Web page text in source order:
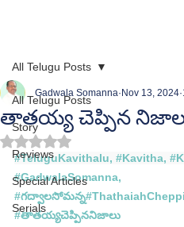
All Telugu Posts
Story
Reviews
Special Articles
Serials
All Telugu Posts
తాతయ్య చెప్పిన
Gadwala Somanna Nov 13, 2024
Rated NaN out of 5 stars.
#TeluguKavithalu, #Kavitha,
#GadwalaSomanna,
#గద్వాలసోమన్న#
#తాతయ్యచెప్పిననిజాలు